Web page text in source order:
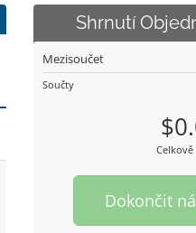
Shrnutí
Mezisoučet
Součty
Celkově
Dokončit